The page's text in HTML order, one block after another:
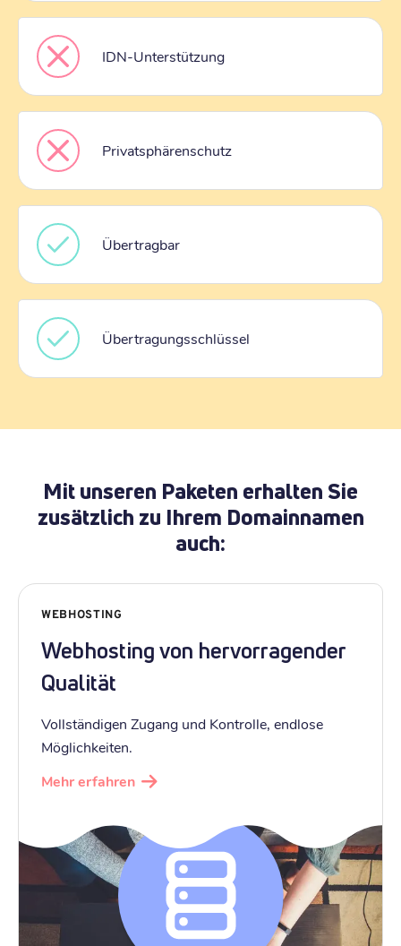
IDN-Unterstützung
Privatsphärenschutz
Übertragbar
Übertragungsschlüssel
Mit unseren Paketen erhalten Sie
zusätzlich zu Ihrem Domainnamen
auch:
WEBHOSTING
Webhosting von hervorragender
Qualität
Vollständigen Zugang und Kontrolle, endlose
Möglichkeiten.
Mehr erfahren